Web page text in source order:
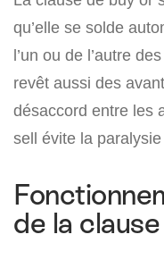
qu’elle se solde
l’un ou de l’autre
revêt aussi des
désaccord entre les
sell évite la
de la